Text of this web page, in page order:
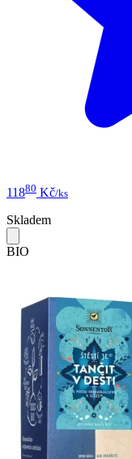
11880 Kč/ks
Skladem
BIO